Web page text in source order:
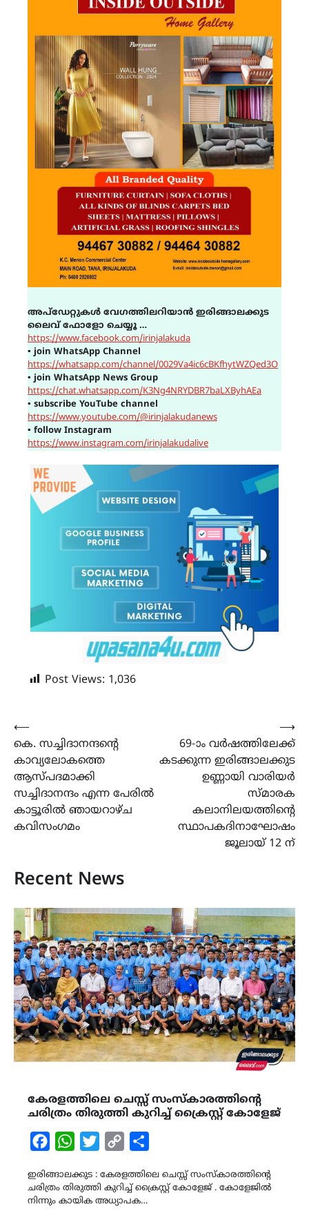
അപ്ഡേറ്റുകൾ വേഗത്തിലറിയാൻ ഇരിങ്ങാലക്കുട
ലൈവ് ഫോളോ ചെയ്യൂ …
https://www.facebook.com/irinjalakuda
▪join WhatsApp Channel
https://whatsapp.com/channel/0029Va4ic6cBKfhytWZQed3O
▪join WhatsApp News Group
https://chat.whatsapp.com/K3Ng4NRYDBR7baLXByhAEa
▪ subscribe YouTube channel
https://www.youtube.com/@irinjalakudanews
▪ follow Instagram
https://www.instagram.com/irinjalakudalive
Post Views: 1,036
Post
navigation
⟵
കെ. സച്ചിദാനന്ദൻ്റെ
കാവ്യലോകത്തെ
ആസ്പദമാക്കി
സച്ചിദാനന്ദം എന്ന പേരിൽ
കാട്ടൂരിൽ ഞായറാഴ്ച
കവിസംഗമം
69-ാം വർഷത്തിലേക്ക്
കടക്കുന്ന ഇരിങ്ങാലക്കുട
ഉണ്ണായി വാരിയർ
സ്‌മാരക
കലാനിലയത്തിന്റെ
സ്ഥാപകദിനാഘോഷം
ജൂലായ് 12 ന്
⟶
Recent News
കേരളത്തിലെ ചെസ്സ് സംസ്കാരത്തിന്റെ
ചരിത്രം തിരുത്തി കുറിച്ച് ക്രൈസ്റ്റ് കോളേജ്
FacebookWhatsAppTwitterCopy
ഇരിങ്ങാലക്കുട : കേരളത്തിലെ ചെസ്സ് സംസ്കാരത്തിന്റെ
ചരിത്രം തിരുത്തി കുറിച്ച് ക്രൈസ്റ്റ് കോളേജ് . കോളേജിൽ
നിന്നും കായിക അധ്യാപക…